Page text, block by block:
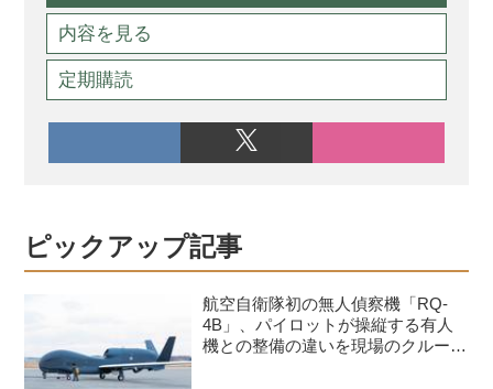
内容を見る
定期購読
ピックアップ記事
航空自衛隊初の無人偵察機「RQ-
4B」、パイロットが操縦する有人
機との整備の違いを現場のクルーが